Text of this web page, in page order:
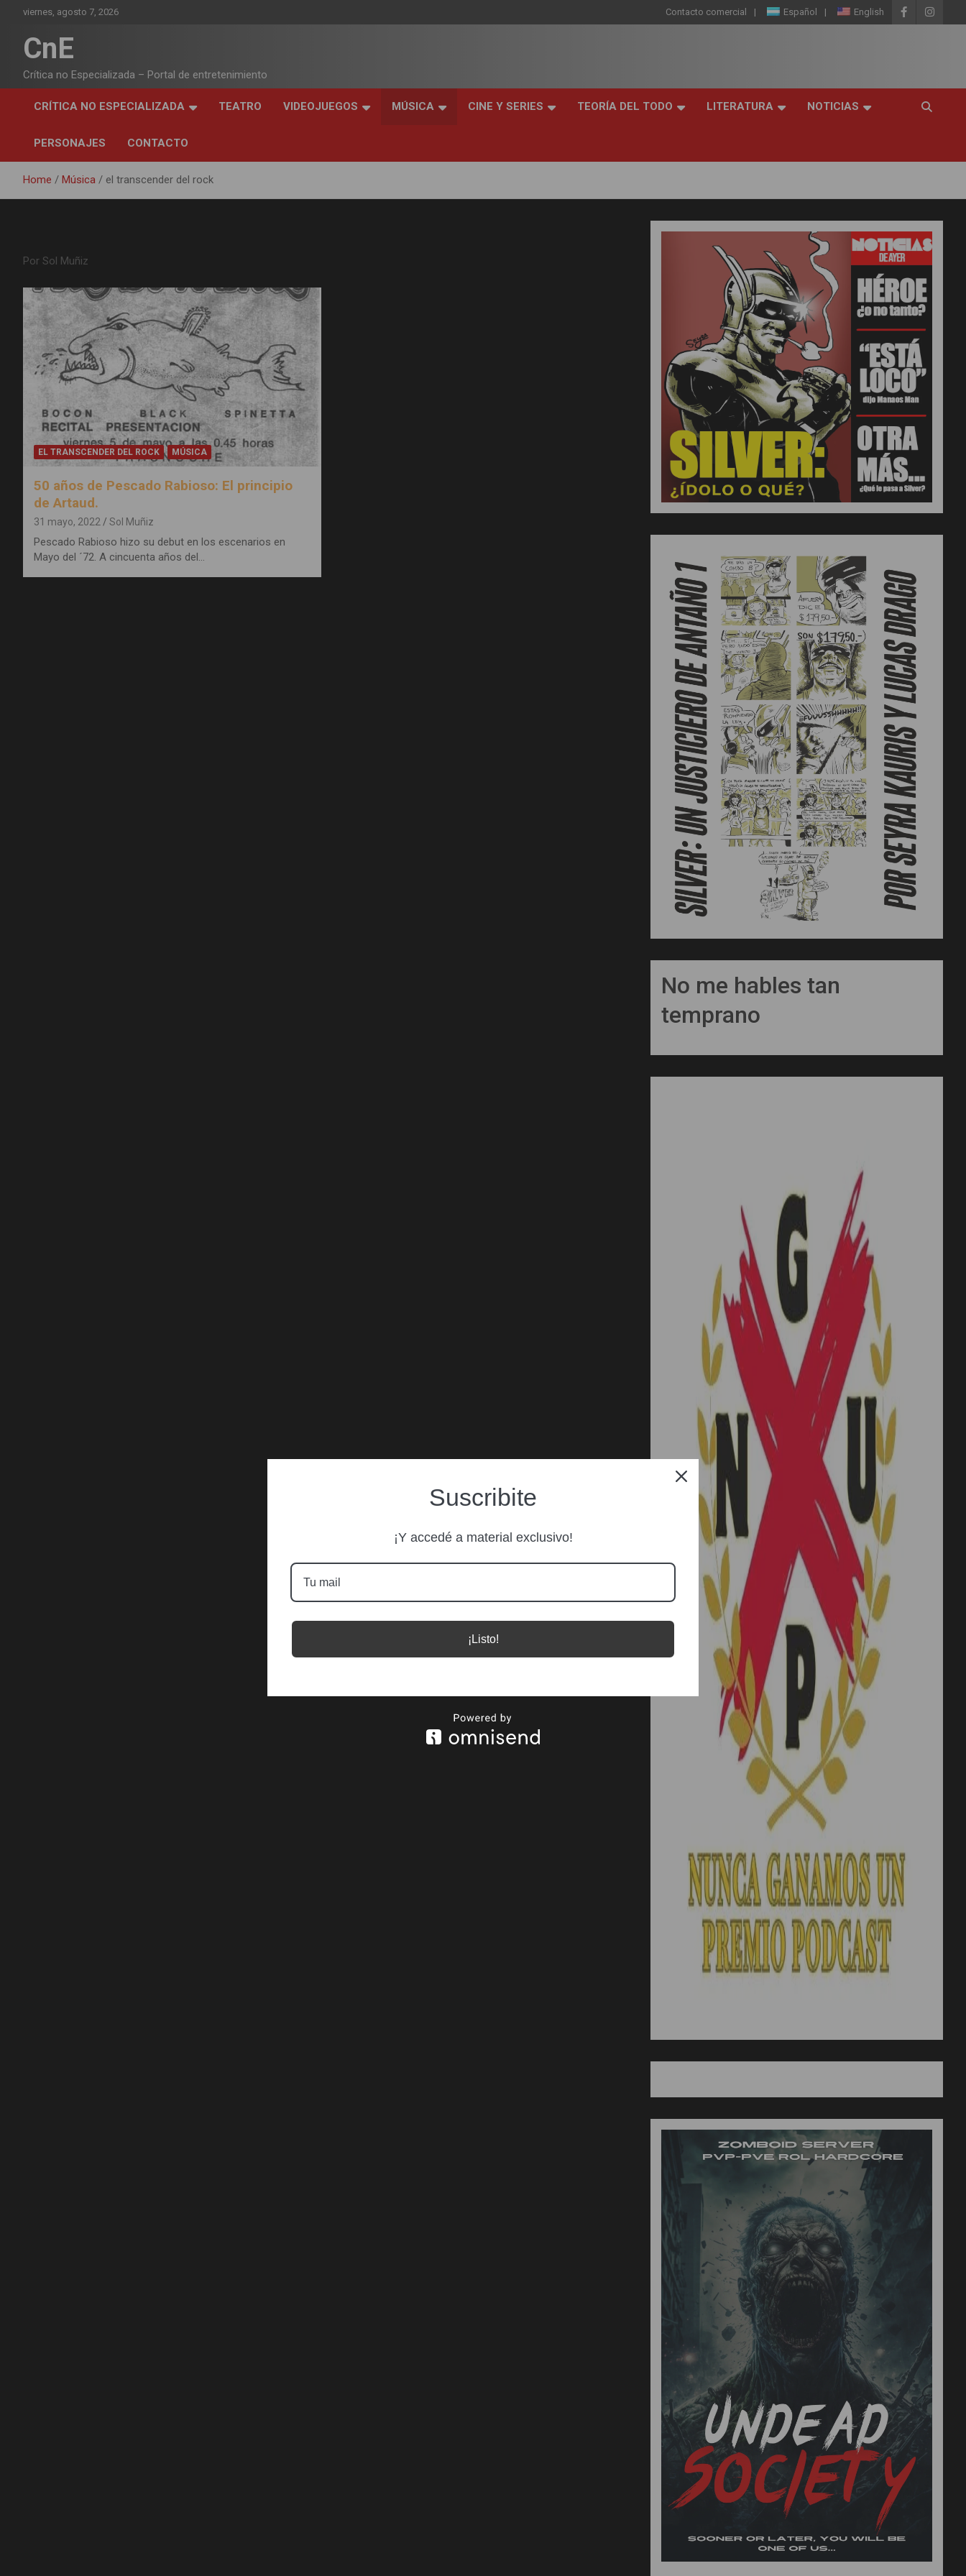
content
viernes, agosto 7, 2026 Contacto comercial Español English
CnE
Crítica no Especializada – Portal de entretenimiento
CRÍTICA NO ESPECIALIZADA TEATRO VIDEOJUEGOS MÚSICA CINE Y SERIES TEORÍA DEL TODO LITERATURA NOTICIAS
PERSONAJES CONTACTO
Home Música el transcender del rock
Por Sol Muñiz
EL TRANSCENDER DEL ROCK MÚSICA
50 años de Pescado Rabioso: El principio
de Artaud.
31 mayo, 2022 Sol Muñiz
Pescado Rabioso hizo su debut en los escenarios en
Mayo del ´72. A cincuenta años del…
No me hables tan
temprano
Suscribite
¡Y accedé a material exclusivo!
¡Listo!